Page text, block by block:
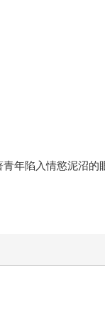
年陷入情慾泥沼的